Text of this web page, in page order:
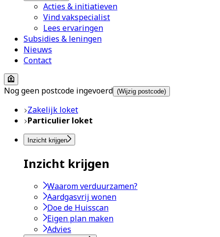
Acties & initiatieven
Vind vakspecialist
Lees ervaringen
Subsidies & leningen
Nieuws
Contact
Nog geen postcode ingevoerd (Wijzig postcode)
Zakelijk loket
Particulier loket
Inzicht krijgen
Inzicht krijgen
Waarom verduurzamen?
Aardgasvrij wonen
Doe de Huisscan
Eigen plan maken
Advies